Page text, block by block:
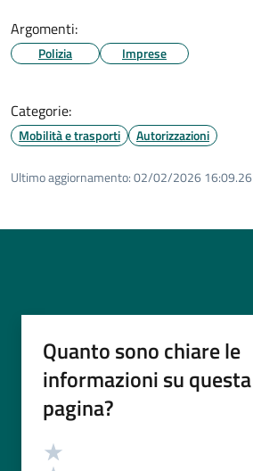
Argomenti:
Polizia Imprese
Categorie:
Mobilità e trasporti Autorizzazioni
Ultimo aggiornamento:02/02/2026 16:09.26
Quanto sono chiare le
informazioni su questa
pagina?
Valutazione